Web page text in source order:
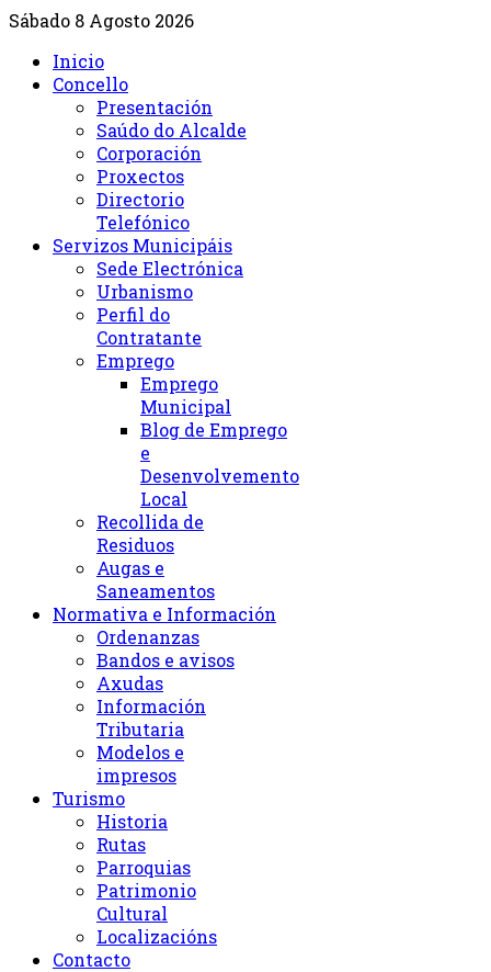
Sábado 8 Agosto 2026
Inicio
Concello
Presentación
Saúdo do Alcalde
Corporación
Proxectos
Directorio
Telefónico
Servizos Municipáis
Sede Electrónica
Urbanismo
Perfil do
Contratante
Emprego
Emprego
Municipal
Blog de Emprego
e
Desenvolvemento
Local
Recollida de
Residuos
Augas e
Saneamentos
Normativa e Información
Ordenanzas
Bandos e avisos
Axudas
Información
Tributaria
Modelos e
impresos
Turismo
Historia
Rutas
Parroquias
Patrimonio
Cultural
Localizacións
Contacto